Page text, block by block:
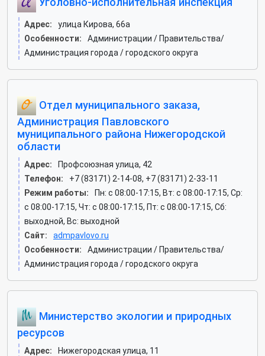
Адрес:
улица Кирова, 66а
Особенности:
Администрации / Правительства/
Администрация города / городского округа
Отдел муниципального заказа,
Администрация Павловского
муниципального района Нижегородской
области
Адрес:
Профсоюзная улица, 42
Телефон:
+7 (83171) 2-14-08, +7 (83171) 2-33-11
Режим работы:
Пн: c 08:00-17:15, Вт: c 08:00-17:15, Ср:
c 08:00-17:15, Чт: c 08:00-17:15, Пт: c 08:00-17:15, Сб:
выходной, Вс: выходной
Сайт:
admpavlovo.ru
Особенности:
Администрации / Правительства/
Администрация города / городского округа
Министерство экологии и природных
ресурсов
Адрес:
Нижегородская улица, 11